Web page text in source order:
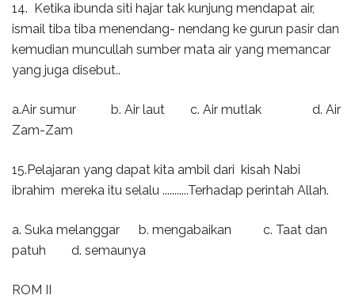
14. Ketika ibunda siti hajar tak kunjung mendapat air,
ismail tiba tiba menendang- nendang ke gurun pasir dan
kemudian muncullah sumber mata air yang memancar
yang juga disebut..
a.Air sumur b. Air laut c. Air mutlak d. Air
Zam-Zam
15.Pelajaran yang dapat kita ambil dari kisah Nabi
ibrahim mereka itu selalu ...........Terhadap perintah Allah.
a. Suka melanggar b. mengabaikan c. Taat dan
patuh d. semaunya
ROM II